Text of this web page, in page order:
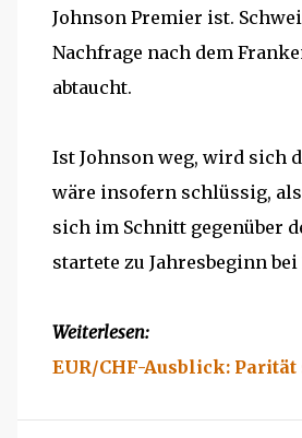
Johnson Premier ist.
Nachfrage nach dem
abtaucht.
Ist Johnson weg, wird sich
wäre insofern schlüssig,
sich im Schnitt gegenüber
startete zu Jahresbeginn bei
Weiterlesen:
EUR/CHF-Ausblick: Parität